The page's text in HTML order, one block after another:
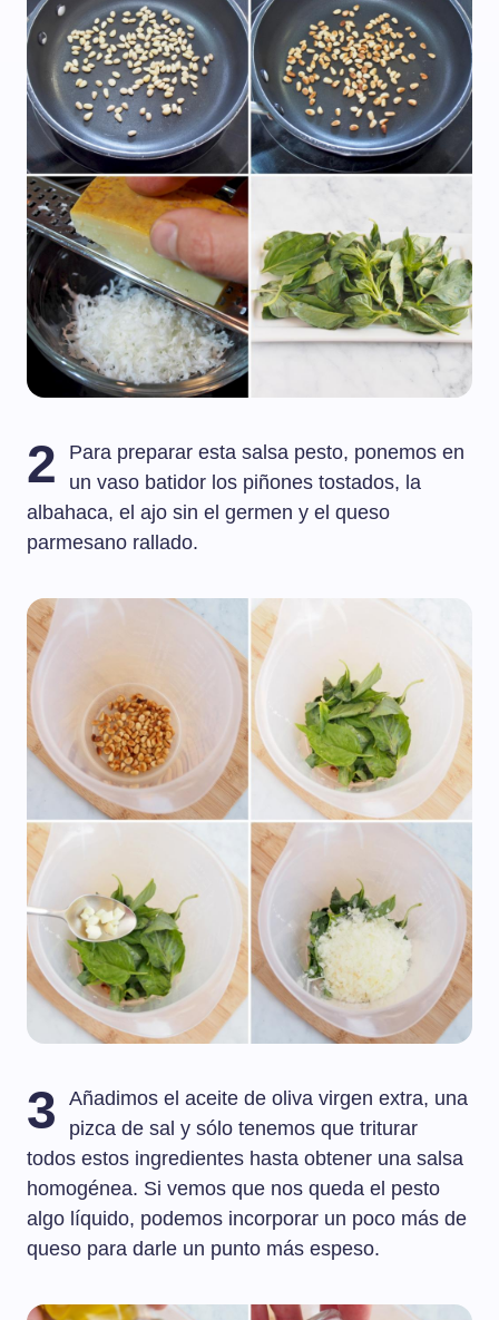
2
Para preparar esta salsa pesto, ponemos en
un vaso batidor los piñones tostados, la
albahaca, el ajo sin el germen y el queso
parmesano rallado.
3
Añadimos el aceite de oliva virgen extra, una
pizca de sal y sólo tenemos que triturar
todos estos ingredientes hasta obtener una salsa
homogénea. Si vemos que nos queda el pesto
algo líquido, podemos incorporar un poco más de
queso para darle un punto más espeso.